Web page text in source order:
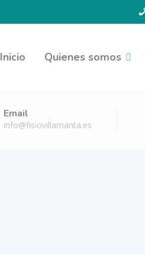
Inicio Quienes somos
Email
info@fisiovillamanta.es